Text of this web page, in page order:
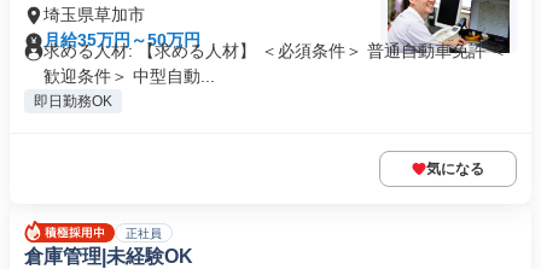
埼玉県草加市
月給35万円～50万円
求める人材: 【求める人材】 ＜必須条件＞ 普通自動車免許 ＜
歓迎条件＞ 中型自動...
即日勤務OK
気になる
正社員
倉庫管理|未経験OK